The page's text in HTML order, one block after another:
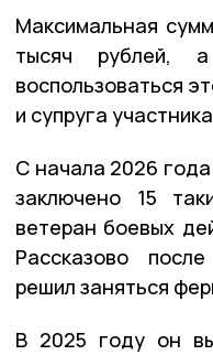
Максимальная
тысяч рублей,
воспользоваться
и супруга
С начала 2026
заключено 15
ветеран боевых
Рассказово
решил заняться
В 2025 году он